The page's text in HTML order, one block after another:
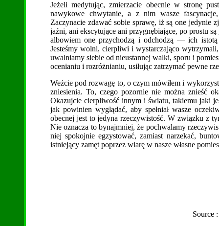
Jeżeli medytując, zmierzacie obecnie w stronę
nawykowe chwytanie, a z nim wasze
Zaczynacie zdawać sobie sprawę, iż są one jedynie
jaźni, ani ekscytujące ani przygnębiające, po prostu
albowiem one przychodzą i odchodzą — ich
Jesteśmy wolni, cierpliwi i wystarczająco
uwalniamy siebie od nieustannej walki, sporu i
ocenianiu i rozróżnianiu, usiłując zatrzymać pewne
Weźcie pod rozwagę to, o czym mówiłem i
zniesienia. To, czego pozornie nie można znieść
Okazujcie cierpliwość innym i światu, takiemu jaki
jak powinien wyglądać, aby spełniał wasze
obecnej jest to jedyna rzeczywistość. W związku z
Nie oznacza to bynajmniej, że pochwalamy
niej spokojnie egzystować, zamiast narzekać,
istniejący zamęt poprzez wiarę w nasze własne
Source